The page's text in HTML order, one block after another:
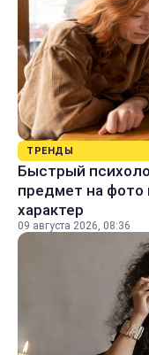
ТРЕНДЫ
Быстрый
предмет на фото
характер
09 августа 2026, 08:36